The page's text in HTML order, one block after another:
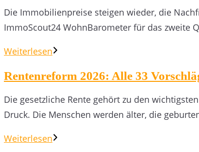
Die Immobilienpreise steigen wieder, die
ImmoScout24 WohnBarometer für das zweite
Weiterlesen
Rentenreform 2026: Alle 33
Die gesetzliche Rente gehört zu den
Druck. Die Menschen werden älter, die
Weiterlesen